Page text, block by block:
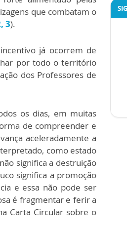
que combatam o
3).
já ocorrem de
por todo o território
dos Professores de
os dias, em muitas
de compreender e
aceleradamente a
como estado
significa a destruição
significa a promoção
e essa não pode ser
é fragmentar e ferir a
Carta Circular sobre o